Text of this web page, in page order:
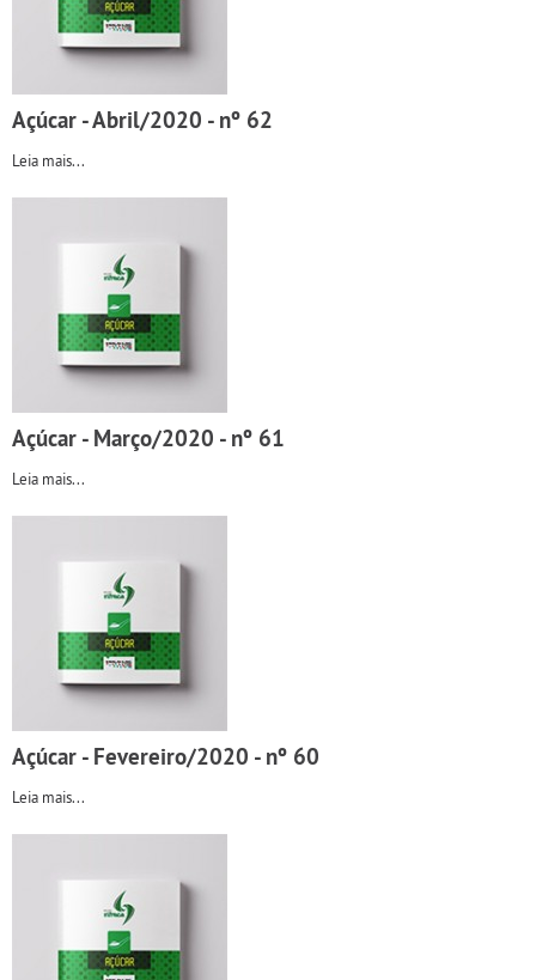
Açúcar - Abril/2020 - nº 62
Leia mais...
Açúcar - Março/2020 - nº 61
Leia mais...
Açúcar - Fevereiro/2020 - nº 60
Leia mais...